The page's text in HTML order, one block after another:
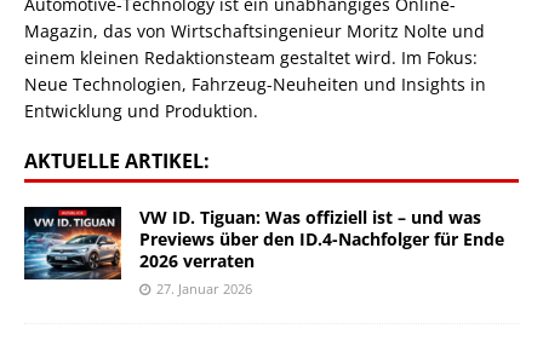
Automotive-Technology ist ein unabhängiges Online-
Magazin, das von Wirtschaftsingenieur Moritz Nolte und
einem kleinen Redaktionsteam gestaltet wird. Im Fokus:
Neue Technologien, Fahrzeug-Neuheiten und Insights in
Entwicklung und Produktion.
AKTUELLE ARTIKEL:
VW ID. Tiguan: Was offiziell ist – und was
Previews über den ID.4-Nachfolger für Ende
2026 verraten
27. Januar 2026